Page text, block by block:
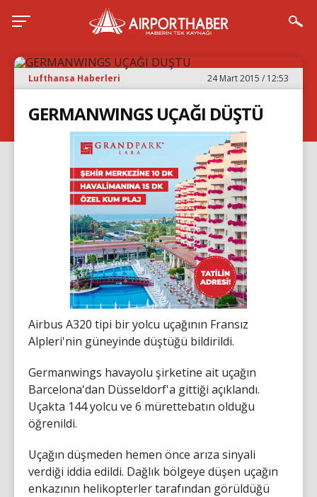
Lufthansa Haberleri 24 Mart 2015 / 12:53
GERMANWINGS UÇAĞI DÜŞTÜ
Airbus A320 tipi bir yolcu uçağının Fransız
Alpleri'nin güneyinde düştüğü bildirildi.
Germanwings havayolu şirketine ait uçağın
Barcelona'dan Düsseldorf'a gittiği açıklandı.
Uçakta 144 yolcu ve 6 mürettebatın olduğu
öğrenildi.
Uçağın düşmeden hemen önce arıza sinyali
verdiği iddia edildi. Dağlık bölgeye düşen uçağın
enkazının helikopterler tarafından görüldüğü